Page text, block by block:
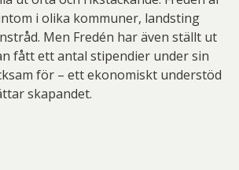
i olika kommuner, landsting
Men Fredén har även ställt ut
fått ett antal stipendier under sin
för – ett ekonomiskt understöd
skapandet.